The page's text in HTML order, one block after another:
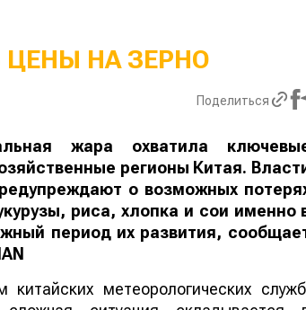
НА ЗЕРНО
Поделиться
жара охватила
регионы Китая.
о возможных
риса, хлопка и сои именно
период их развития,
китайских метеорологических